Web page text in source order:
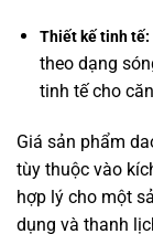
Thiết kế tinh tế:
theo dạng
tinh tế cho
Giá sản phẩm
tùy thuộc vào
hợp lý cho một
dụng và thanh